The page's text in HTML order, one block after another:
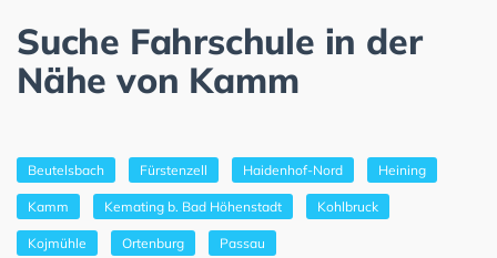
Suche Fahrschule in der
Nähe von Kamm
Beutelsbach Fürstenzell Haidenhof-Nord Heining
Kamm Kemating b. Bad Höhenstadt Kohlbruck
Kojmühle Ortenburg Passau